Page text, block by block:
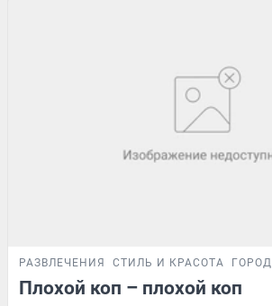
РАЗВЛЕЧЕНИЯ СТИЛЬ И КРАСОТА ГОРОД
Плохой коп – плохой коп